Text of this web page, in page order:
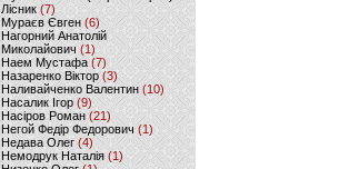
Лісник (7)
Мураєв Євген(6)
Нагорний Анатолій
Миколайович (1)
Наем Мустафа (7)
Назаренко Віктор (3)
Наливайченко Валентин (10)
Насалик Ігор(9)
Насіров Роман (21)
Негой Федір Федорович(1)
Недава Олег(4)
Немодрук Наталія(1)